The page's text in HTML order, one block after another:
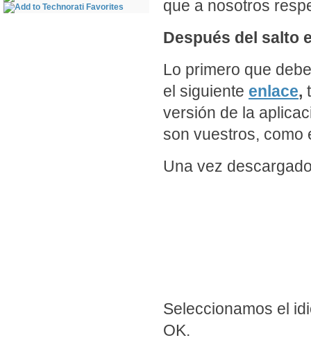
que a nosotros
Después del salto
Lo primero que
el siguiente enlace,
versión de la
son vuestros, como
Una vez
Seleccionamos el
OK.